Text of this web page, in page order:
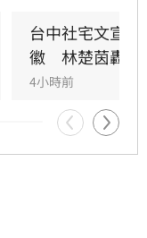
員使用AI製圖卻
面下架並致
容，杜絕類似
台中社宅文宣
徽　林楚茵轟這
4小時前